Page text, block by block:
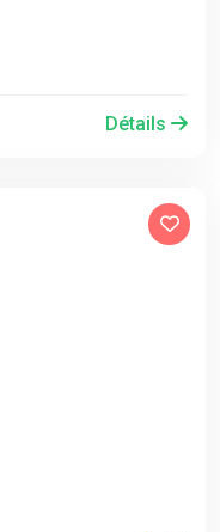
Détails